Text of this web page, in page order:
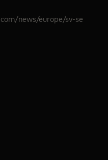
news/europe/sv-se